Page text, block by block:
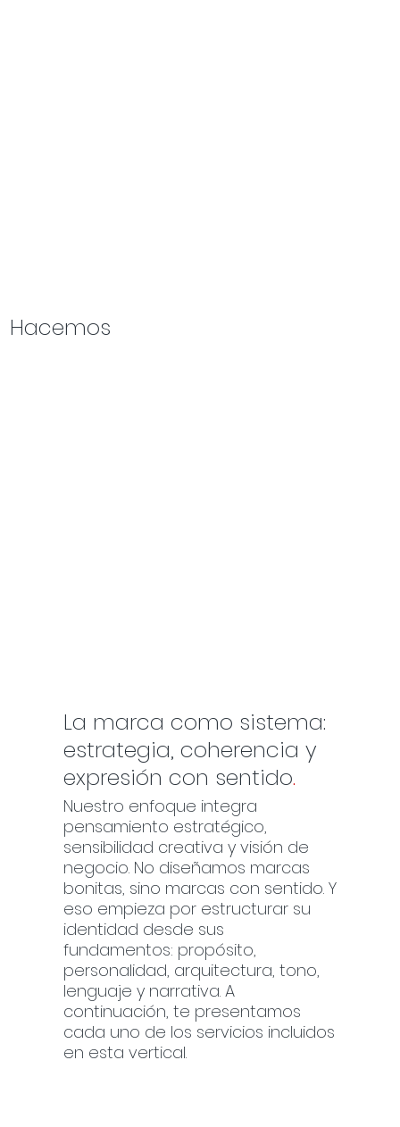
Hacemos
La marca como sistema:
estrategia, coherencia y
expresión con sentido.
Nuestro enfoque integra
pensamiento estratégico,
sensibilidad creativa y visión de
negocio. No diseñamos marcas
bonitas, sino marcas con sentido. Y
eso empieza por estructurar su
identidad desde sus
fundamentos: propósito,
personalidad, arquitectura, tono,
lenguaje y narrativa. A
continuación, te presentamos
cada uno de los servicios incluidos
en esta vertical.